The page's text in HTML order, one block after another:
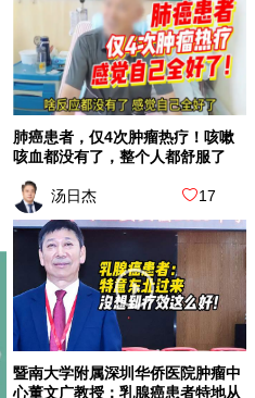
肺癌患者，仅4次肿瘤热疗！咳嗽
咳血都没有了，整个人都舒服了
汤日杰 17
暨南大学附属深圳华侨医院肿瘤中
心董文广教授：乳腺癌患者特地从